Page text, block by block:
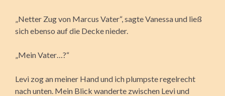
„Netter Zug von Marcus Vater“, sagte Vanessa und ließ
sich ebenso auf die Decke nieder.
„Mein Vater…?“
Levi zog an meiner Hand und ich plumpste regelrecht
nach unten. Mein Blick wanderte zwischen Levi und